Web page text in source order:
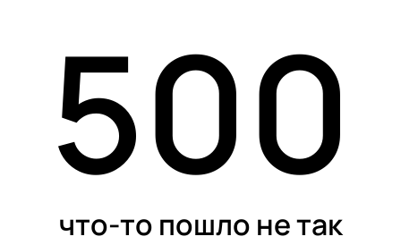
500
что-то пошло не так